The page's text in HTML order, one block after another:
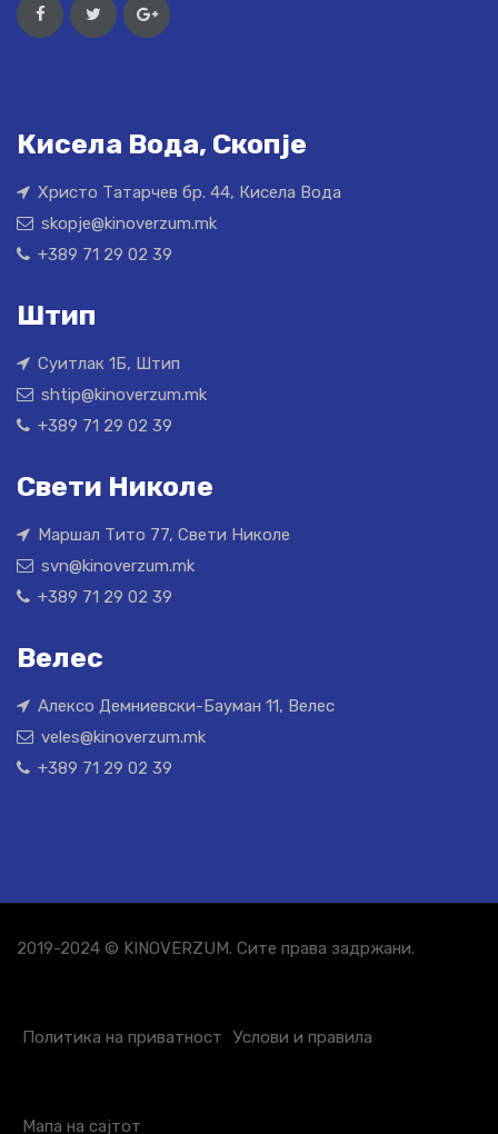
Кисела Вода, Скопје
Христо Татарчев бр. 44, Кисела Вода
skopje@kinoverzum.mk
+389 71 29 02 39
Штип
Суитлак 1Б, Штип
shtip@kinoverzum.mk
+389 71 29 02 39
Свети Николе
Маршал Тито 77, Свети Николе
svn@kinoverzum.mk
+389 71 29 02 39
Велес
Алексо Демниевски-Бауман 11, Велес
veles@kinoverzum.mk
+389 71 29 02 39
2019-2024 © KINOVERZUM. Сите права задржани.
Политика на приватност Услови и правила
Мапа на сајтот